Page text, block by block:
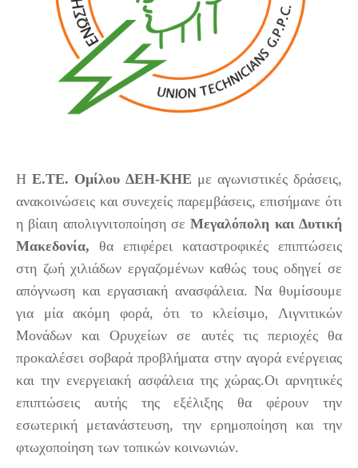
ΗΕ.ΤΕ. Ομίλου ΔΕΗ-ΚΗΕ με αγωνιστικές δράσεις,
ανακοινώσεις και συνεχείς παρεμβάσεις, επισήμανε ότι
η βίαιη απολιγνιτοποίηση σε Μεγαλόπολη και Δυτική
Μακεδονία, θα επιφέρει καταστροφικές επιπτώσεις
στη ζωή χιλιάδων εργαζομένων καθώς τους οδηγεί σε
απόγνωση και εργασιακή ανασφάλεια. Να θυμίσουμε
για μία ακόμη φορά, ότι το κλείσιμο, Λιγνιτικών
Μονάδων και Ορυχείων σε αυτές τις περιοχές θα
προκαλέσει σοβαρά προβλήματα στην αγορά ενέργειας
και την ενεργειακή ασφάλεια της χώρας.Οι αρνητικές
επιπτώσεις αυτής της εξέλιξης θα φέρουν την
εσωτερική μετανάστευση, την ερημοποίηση και την
φτωχοποίηση των τοπικών κοινωνιών.